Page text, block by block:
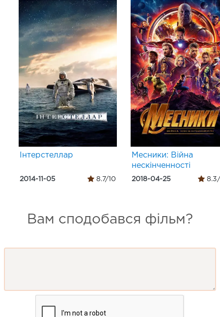
Інтерстеллар
2014-11-05 8.7/10
Месники: Війна
нескінченності
2018-04-25 8.3/
Вам сподобався фільм?